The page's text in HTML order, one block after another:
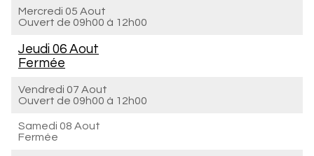
Mercredi 05 Aout
Ouvert de 09h00 à 12h00
Jeudi 06 Aout
Fermée
Vendredi 07 Aout
Ouvert de 09h00 à 12h00
Samedi 08 Aout
Fermée